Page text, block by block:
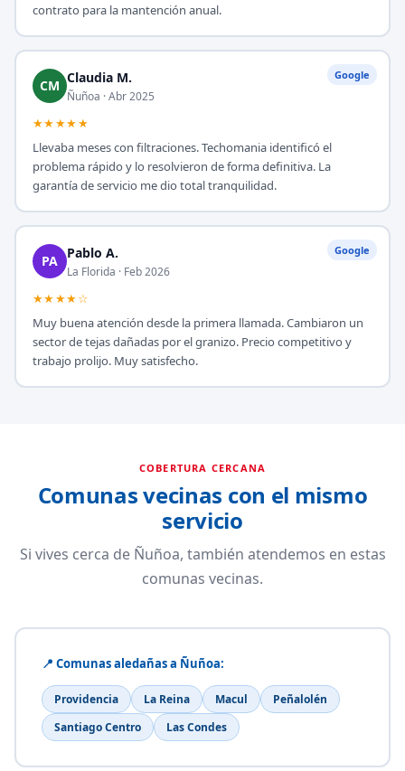
contrato para la mantención anual.
Google
CM Claudia M.
Ñuñoa · Abr 2025
★★★★★
Llevaba meses con filtraciones. Techomania identificó el
problema rápido y lo resolvieron de forma definitiva. La
garantía de servicio me dio total tranquilidad.
Google
PA Pablo A.
La Florida · Feb 2026
★★★★☆
Muy buena atención desde la primera llamada. Cambiaron un
sector de tejas dañadas por el granizo. Precio competitivo y
trabajo prolijo. Muy satisfecho.
COBERTURA CERCANA
Comunas vecinas con el mismo
servicio
Si vives cerca de Ñuñoa, también atendemos en estas
comunas vecinas.
📍 Comunas aledañas a Ñuñoa:
Providencia La Reina Macul
Peñalolén
Santiago Centro
Las Condes